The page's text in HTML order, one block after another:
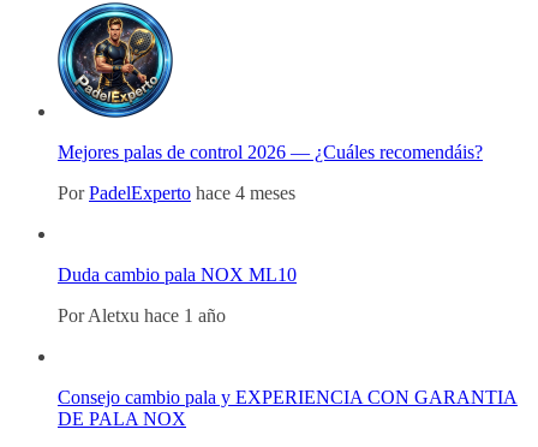
Mejores palas de control 2026 — ¿Cuáles recomendáis?
PorPadelExperto hace 4 meses
Duda cambio pala NOX ML10
PorAletxu hace 1 año
Consejo cambio pala y EXPERIENCIA CON GARANTIA
DE PALA NOX